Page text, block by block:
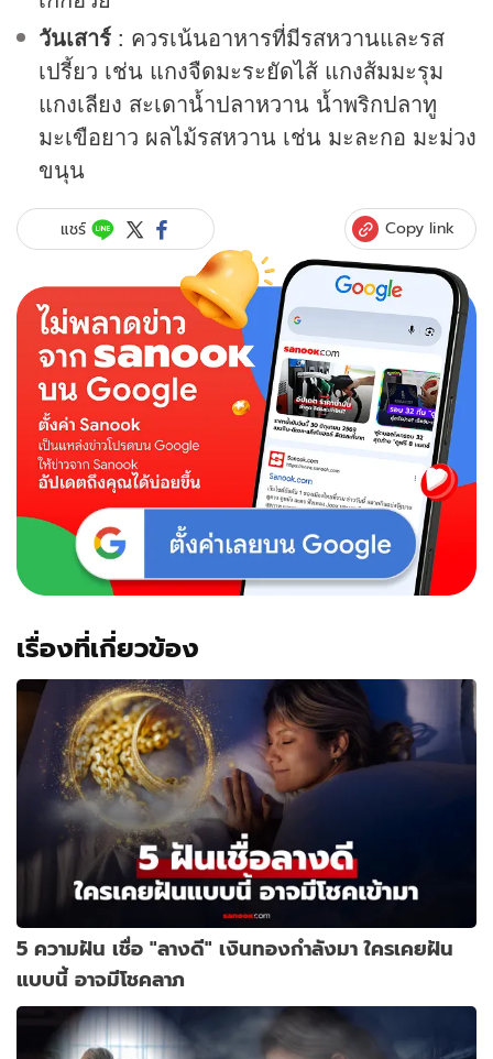
วันเสาร์ : ควรเน้นอาหารที่มีรสหวานและรส
เปรี้ยว เช่น แกงจืดมะระยัดไส้ แกงส้มมะรุม
แกงเลียง สะเดาน้ำปลาหวาน น้ำพริกปลาทู
มะเขือยาว ผลไม้รสหวาน เช่น มะละกอ มะม่วง
ขนุน
แชร์ Copy link
เรื่องที่เกี่ยวข้อง
5 ความฝัน เชื่อ "ลางดี" เงินทองกำลังมา ใครเคยฝัน
แบบนี้ อาจมีโชคลาภ